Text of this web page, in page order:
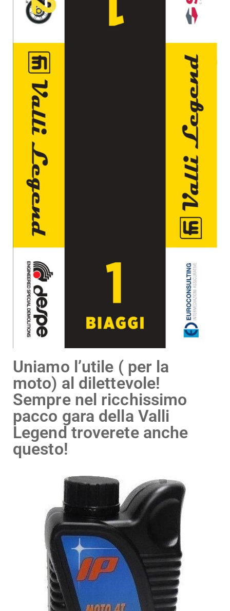
Uniamo l’utile ( per la
moto) al dilettevole!
Sempre nel ricchissimo
pacco gara della Valli
Legend troverete anche
questo!